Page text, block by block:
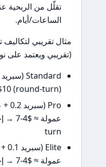
تقلّل من الربحية عند
الساعات/أيام.
(تقريبي ويعتمد على نوع
= ≈ $10 (round-turn)